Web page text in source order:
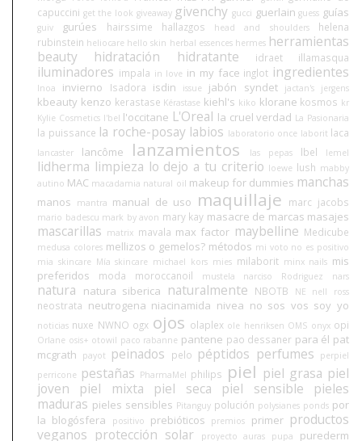
capuccini get the look giveaway givenchy gucci guerlain guess guías
guiv gurúes hairssime hallazgos head and shoulders
helena
rubinstein heliocare hello skin herbal essences hermes herramientas
beauty
hidratación hidratante idraet illamasqua
iluminadores impala in love in my face inglot ingredientes
Inoa invierno Isadora isdin issue jabón syndet jactan's jergens
kbeauty kenzo kerastase Kérastase kiehl's kiko klorane kosmos kr
Kylie Cosmetics l'bel l'occitane L'Oreal la cruel verdad La Pasionaria
la puissance la roche-posay labios laboratorio once laborit laca
lancaster lancôme lanzamientos las pepas lbel lemel
lidherma limpieza lo dejo a tu criterio loewe lush mabby
autino MAC macadamia natural oil makeup for dummies manchas
manos mantra manual de uso maquillaje marc jacobs
mario badescu mark by avon mary kay masacre de marcas masajes
mascarillas matrix mavala max factor maybelline Medicube
medusa colores mellizos o gemelos? métodos mi voto no es positivo
mia skincare Mía skincare michael kors mies milaborit minx nails mis
preferidos
moda moroccanoil mustela narciso Rodriguez nars
natura natura siberica naturalmente NBOTB NE nell ross
neostrata neutrogena niacinamida nivea no sos vos soy yo
noticias nuxe NWNO ogx ojos olaplex ole henriksen OMS onyx opi
Orlane osis+ otowil paco rabanne pantene pao dessaner para él pat
mcgrath
payot peinados pelo péptidos perfumes
perpiel
perricone pestañas PharmaMel philips piel piel grasa piel
joven
piel mixta piel seca piel sensible
pieles
maduras pieles sensibles Pitanguy polución polysianes ponds por
la blogósfera
positivo prebióticos premios primer productos
veganos protección solar proyecto auras pupa
purederm